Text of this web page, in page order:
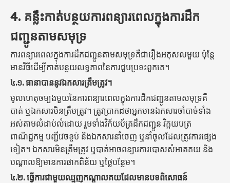
4. គន្លឹះកាត់បន្ថយការពន្យារពេលក្នុងការដឹក
ជញ្ជូនតាមសមុទ្រ
ការពន្យារពេលក្នុងការដឹកជញ្ជូនតាមសមុទ្រគឺជារឿងអកុសលមួយ ប៉ុន្តែ
មានវិធីដើម្បីកាត់បន្ថយលទ្ធភាពនៃការជួបប្រទះពួកគេ។
៤.១.ធានាបាននូវឯកសារត្រឹមត្រូវ។
មូលហេតុចម្បងមួយនៃការពន្យារពេលក្នុងការដឹកជញ្ជូនតាមសមុទ្រគឺ
បាត់ ឬឯកសារមិនត្រឹមត្រូវ។ ត្រូវប្រាកដថាអ្នកមានឯកសារចាំបាច់ទាំង
អស់តាមលំដាប់លំដោយ រួមទាំងវិក័យប័ត្រដឹកជញ្ជូន វិក្កយបត្រ
ពាណិជ្ជកម្ម បញ្ជីវេចខ្ចប់ និងឯកសារនាំចេញ ឬនាំចូលដែលត្រូវការផ្សេង
ទៀត។ ឯកសារមិនត្រឹមត្រូវ ឬបាត់អាចពន្យារការបោសសំអាតគយ និង
បណ្តាលឱ្យមានការផាកពិន័យ ឬថ្លៃបន្ថែម។
៤.២.ធ្វើការជាមួយឈ្មួញកណ្តាលគយដែលមានបទពិសោធន៍